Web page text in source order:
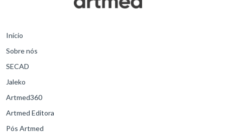
Início
Sobre nós
SECAD
Jaleko
Artmed360
Artmed Editora
Pós Artmed